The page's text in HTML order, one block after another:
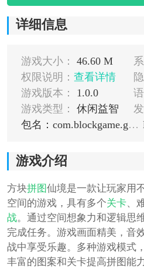
详细信息
游戏大小： 46.60 M
权限说明： 查看详情
游戏版本：
1.0.0
游戏类型：
休闲益智
包名：com.blockgame.gp.wonderland
游戏介绍
方块拼图仙境是一款让玩家用
空间的游戏，具有多个关卡、
战。通过空间想象力和逻辑思
完成任务。游戏画面精美，音
战中享受乐趣。多种游戏模式
丰富的图案和关卡提高拼图能